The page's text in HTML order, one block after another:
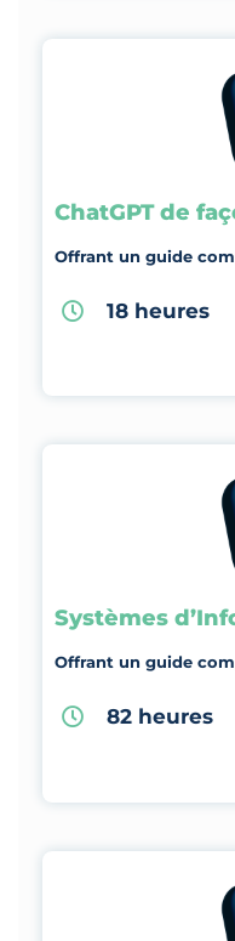
ChatGPT de
Offrant un guide
18 heures
Offrant un guide
82 heures